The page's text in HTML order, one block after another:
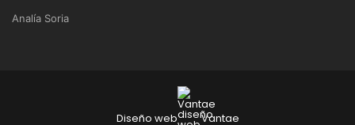
Analía Soria
Diseño web Vantae